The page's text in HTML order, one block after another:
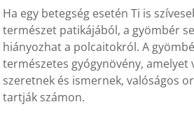
Ha egy betegség esetén Ti is
természet patikájából, a gyömbér
hiányozhat a polcaitokról. A
természetes gyógynövény, amelyet
szeretnek és ismernek, valóságos
tartják számon.